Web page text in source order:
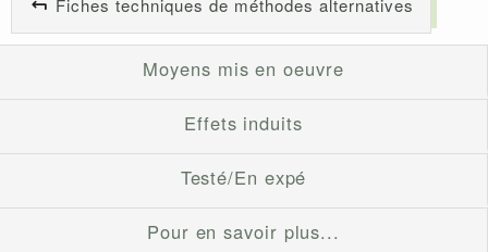
Fiches techniques de méthodes alternatives
Moyens mis en oeuvre
Effets induits
Testé/En expé
Pour en savoir plus...